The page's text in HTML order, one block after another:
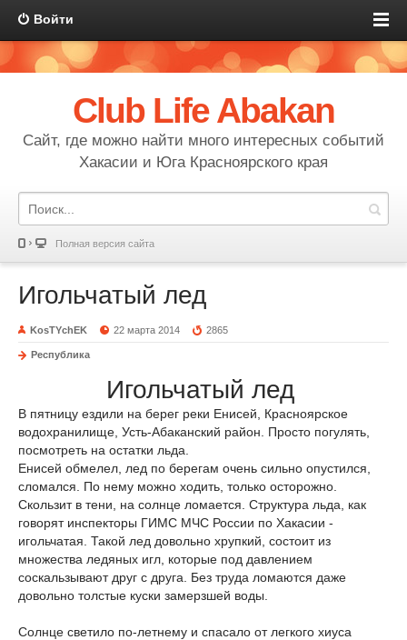
Войти
Club Life Abakan
Сайт, где можно найти много интересных событий
Хакасии и Юга Красноярского края
Полная версия сайта
Игольчатый лед
KosTYchEK 22 марта 2014 2865
Республика
Игольчатый лед
В пятницу ездили на берег реки Енисей, Красноярское
водохранилище, Усть-Абаканский район. Просто погулять,
посмотреть на остатки льда.
Енисей обмелел, лед по берегам очень сильно опустился,
сломался. По нему можно ходить, только осторожно.
Скользит в тени, на солнце ломается. Структура льда, как
говорят инспекторы ГИМС МЧС России по Хакасии -
игольчатая. Такой лед довольно хрупкий, состоит из
множества ледяных игл, которые под давлением
соскальзывают друг с друга. Без труда ломаются даже
довольно толстые куски замерзшей воды.
Солнце светило по-летнему и спасало от легкого хиуса